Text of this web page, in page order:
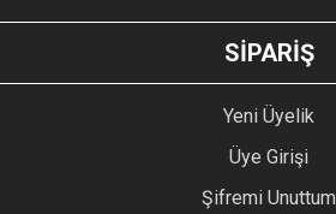
SİPARİŞ
Yeni Üyelik
Üye Girişi
Şifremi Unuttum